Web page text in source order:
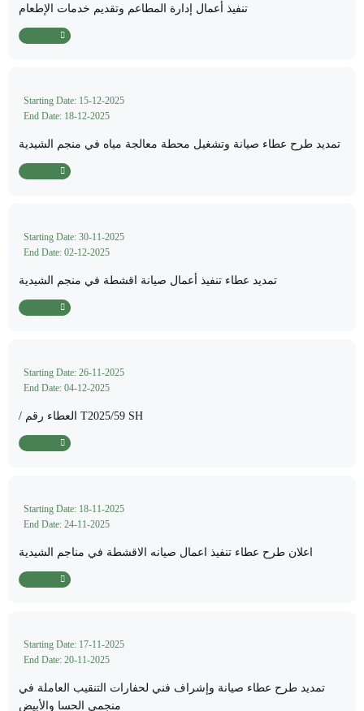
تنفيذ أعمال إدارة المطاعم وتقديم خدمات الإطعام
Read More
Starting Date: 15-12-2025
End Date: 18-12-2025
تمديد طرح عطاء صيانة وتشغيل محطة معالجة مياه في منجم الشيدية
Read More
Starting Date: 30-11-2025
End Date: 02-12-2025
تمديد عطاء تنفيذ أعمال صيانة اقشطة في منجم الشيدية
Read More
Starting Date: 26-11-2025
End Date: 04-12-2025
/ العطاء رقم T2025/59 SH
Read More
Starting Date: 18-11-2025
End Date: 24-11-2025
اعلان طرح عطاء تنفيذ اعمال صيانه الاقشطة في مناجم الشيدية
Read More
Starting Date: 17-11-2025
End Date: 20-11-2025
تمديد طرح عطاء صيانة وإشراف فني لحفارات التنقيب العاملة في
منجمي الحسا والأبيض